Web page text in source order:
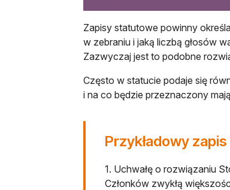
Zapisy statutowe powinny
w zebraniu i jaką liczbą głosów
Zazwyczaj jest to podobne
Często w statucie podaje się
i na co będzie przeznaczony
Przykładowy
1. Uchwałę o rozwiązaniu
Członków zwykłą